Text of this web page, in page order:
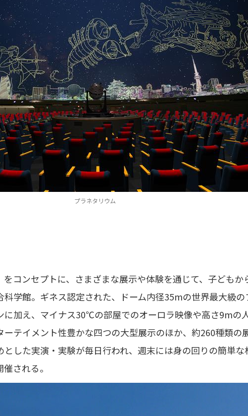
プラネタリウム
をコンセプトに、さまざまな展示や体験を通じて、子どもか
学館。ギネス認定された、ドーム内径35mの世界最大級
加え、マイナス30℃の部屋でのオーロラ映像や高さ9mの人
ーテイメント性豊かな四つの大型展示のほか、約260種類の
した実演・実験が毎日行われ、週末には身の回りの簡単
される。